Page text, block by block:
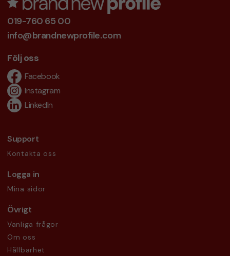
019-760 65 00
info@brandnewprofile.com
Följ oss
Facebook
Instagram
LinkedIn
Support
Kontakta oss
Logga in
Mina sidor
Övrigt
Vanliga frågor
Om oss
Hållbarhet